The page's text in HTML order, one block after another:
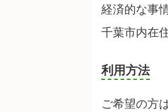
経済的な事
千葉市内在
利用方法
ご希望の方